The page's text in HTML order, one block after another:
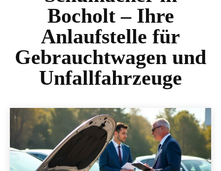
Bocholt – Ihre
Anlaufstelle für
Gebrauchtwagen und
Unfallfahrzeuge